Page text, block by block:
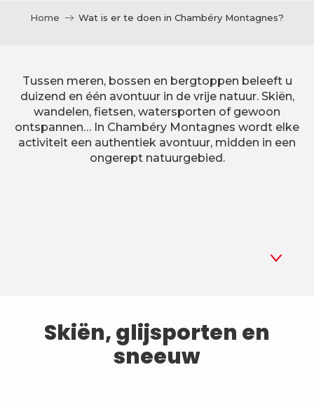
Home Wat is er te doen in Chambéry Montagnes?
Tussen meren, bossen en bergtoppen beleeft u
duizend en één avontuur in de vrije natuur. Skiën,
wandelen, fietsen, watersporten of gewoon
ontspannen… In Chambéry Montagnes wordt elke
activiteit een authentiek avontuur, midden in een
ongerept natuurgebied.
1 Skiën, glijsporten en sneeuw
Wandelpaden en wandelingen
Skiën, glijsporten en
sneeuw